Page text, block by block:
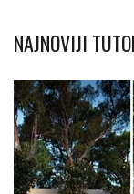
NAJNOVIJI